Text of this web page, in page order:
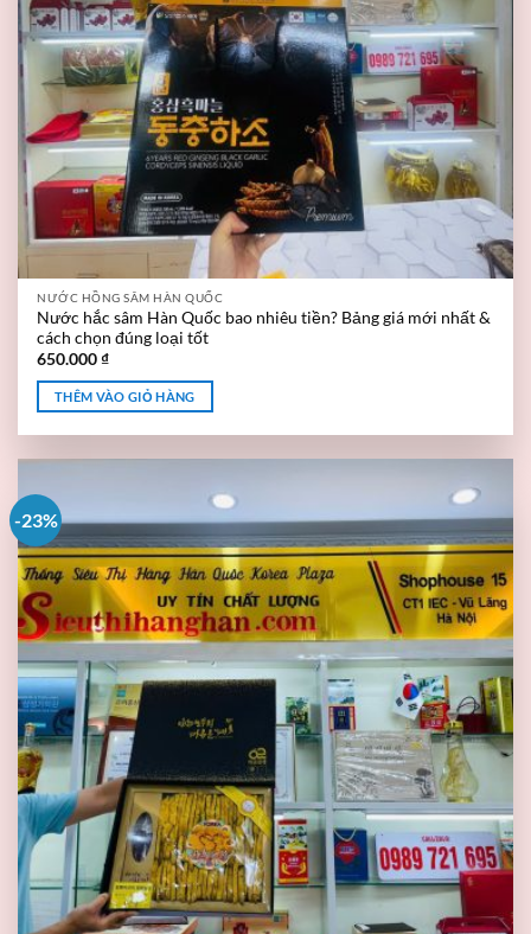
NƯỚC HỒNG SÂM HÀN QUỐC
Nước hắc sâm Hàn Quốc bao nhiêu tiền? Bảng giá mới nhất &
cách chọn đúng loại tốt
650.000₫
THÊM VÀO GIỎ HÀNG
-23%